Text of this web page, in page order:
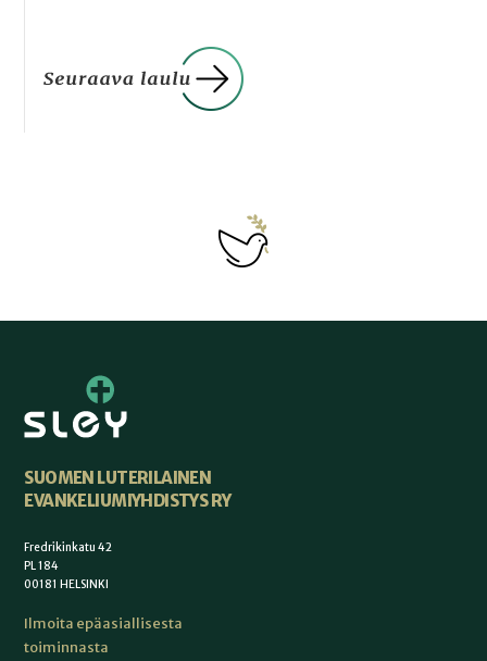
SUOMEN LUTERILAINEN
EVANKELIUMIYHDISTYS RY
Fredrikinkatu 42
PL 184
00181 HELSINKI
Ilmoita epäasiallisesta
toiminnasta